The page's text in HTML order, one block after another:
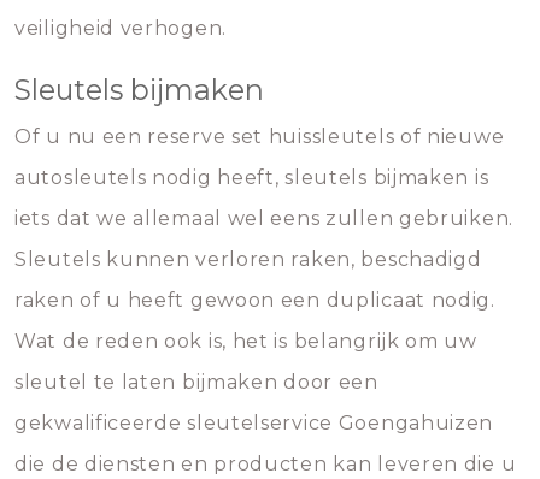
veiligheid verhogen.
Sleutels bijmaken
Of u nu een reserve set huissleutels of nieuwe
autosleutels nodig heeft, sleutels bijmaken is
iets dat we allemaal wel eens zullen gebruiken.
Sleutels kunnen verloren raken, beschadigd
raken of u heeft gewoon een duplicaat nodig.
Wat de reden ook is, het is belangrijk om uw
sleutel te laten bijmaken door een
gekwalificeerde sleutelservice Goengahuizen
die de diensten en producten kan leveren die u